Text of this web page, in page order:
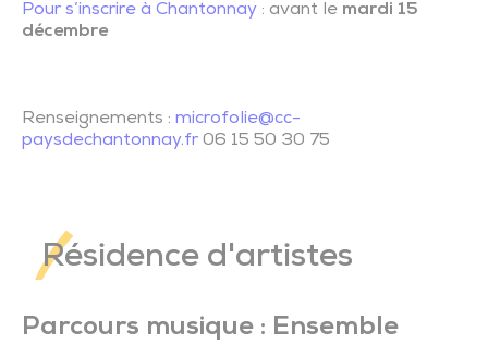
Pour s’inscrire à Chantonnay : avant le mardi 15
décembre
Renseignements : microfolie@cc-
paysdechantonnay.fr 06 15 50 30 75
Résidence d'artistes
Parcours musique : Ensemble